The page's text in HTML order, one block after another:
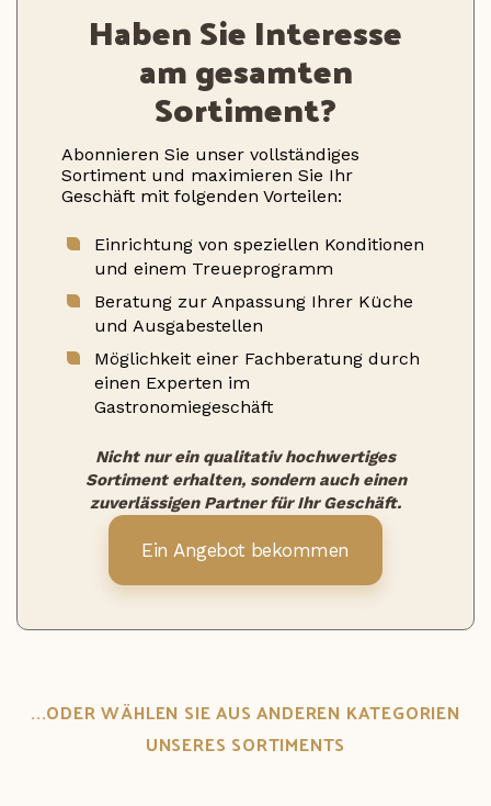
Haben Sie Interesse
am gesamten
Sortiment?
Abonnieren Sie unser vollständiges
Sortiment und maximieren Sie Ihr
Geschäft mit folgenden Vorteilen:
Einrichtung von speziellen Konditionen
und einem Treueprogramm
Beratung zur Anpassung Ihrer Küche
und Ausgabestellen
Möglichkeit einer Fachberatung durch
einen Experten im
Gastronomiegeschäft
Nicht nur ein qualitativ hochwertiges
Sortiment erhalten, sondern auch einen
zuverlässigen Partner für Ihr Geschäft.
Ein Angebot bekommen
...ODER WÄHLEN SIE AUS ANDEREN KATEGORIEN
UNSERES SORTIMENTS